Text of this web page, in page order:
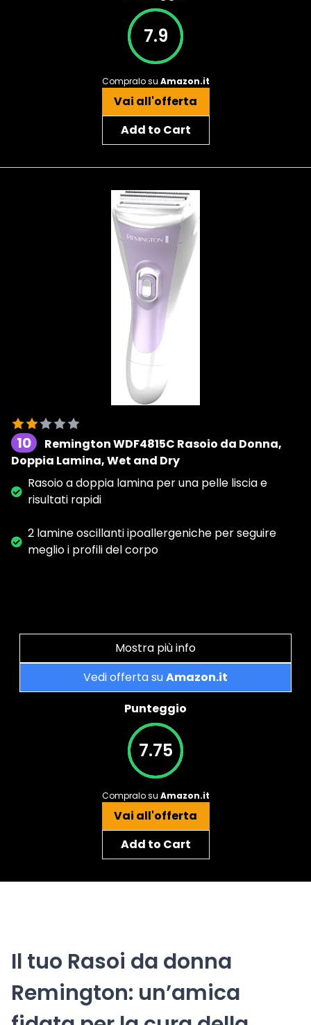
7.9
Compralo su Amazon.it
Vai all'offerta
Add to Cart
10
Remington WDF4815C Rasoio da Donna,
Doppia Lamina, Wet and Dry
Rasoio a doppia lamina per una pelle liscia e
risultati rapidi
2 lamine oscillanti ipoallergeniche per seguire
meglio i profili del corpo
Mostra più info
Vedi offerta suAmazon.it
Punteggio
7.75
Compralo su Amazon.it
Vai all'offerta
Add to Cart
Il tuo Rasoi da donna
Remington: un’amica